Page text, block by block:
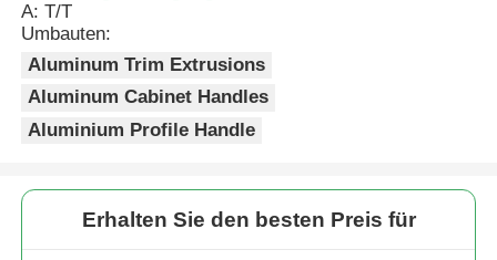
Profile aus Aluminium
Profile für die Extrusion von Aluminium-
A: T/T
Umbauten:
Aluminum Trim Extrusions
Aluminum Cabinet Handles
Aluminium Profile Handle
Erhalten Sie den besten Preis für